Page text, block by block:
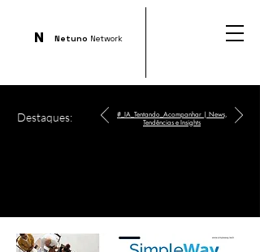
N Netuno Network
Destaques:
#_IA_Tentando_Acompanhar | News,
Tendências e Insights